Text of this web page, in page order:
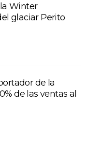
Winter
glaciar Perito
de la
de las ventas al